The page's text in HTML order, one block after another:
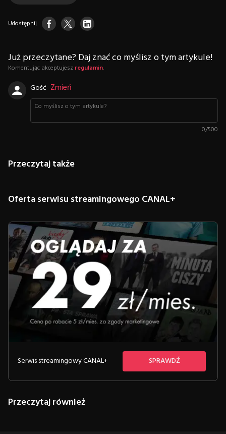
Udostępnij
Już przeczytane? Daj znać co myślisz o tym artykule!
Komentując akceptujesz regulamin.
Gość Zmień
0/500
Przeczytaj także
Oferta serwisu streamingowego CANAL+
Serwis streamingowy CANAL+ SPRAWDŹ
Przeczytaj również